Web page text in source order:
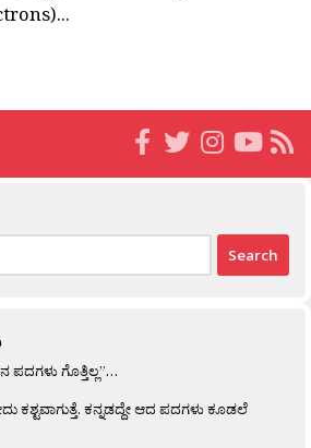
ಪದಗಳು ಗೊತ್ತಿಲ್ಲ”…
ಕನ್ನಡದ್ದೇ ಆದ ಪದಗಳು ಕೂಡಲೆ